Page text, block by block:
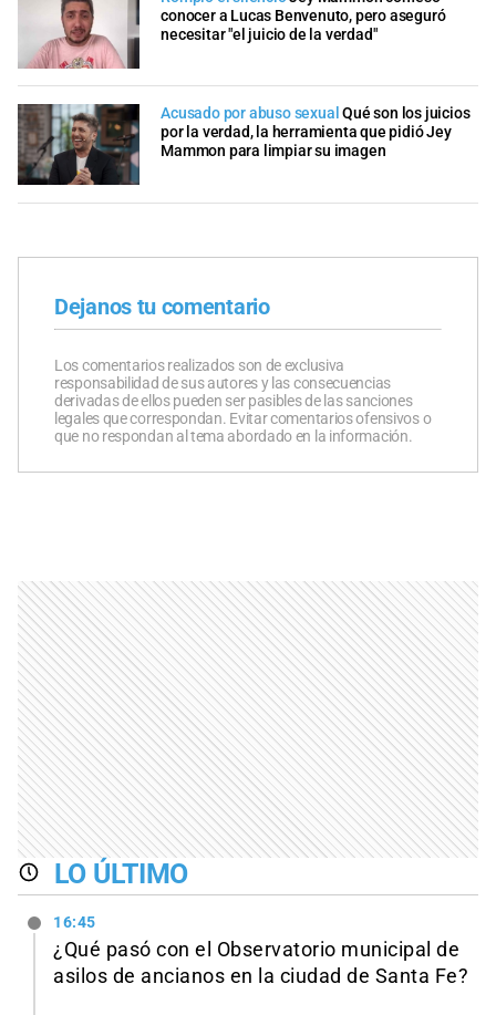
conocer a Lucas Benvenuto, pero aseguró
necesitar "el juicio de la verdad"
Acusado por abuso sexual Qué son los juicios
por la verdad, la herramienta que pidió Jey
Mammon para limpiar su imagen
Dejanos tu comentario
Los comentarios realizados son de exclusiva
responsabilidad de sus autores y las consecuencias
derivadas de ellos pueden ser pasibles de las sanciones
legales que correspondan. Evitar comentarios ofensivos o
que no respondan al tema abordado en la información.
LO ÚLTIMO
16:45
¿Qué pasó con el Observatorio municipal de
asilos de ancianos en la ciudad de Santa Fe?